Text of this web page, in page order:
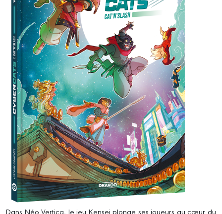
Dans Néo Vertica, le jeu Kensei plonge ses joueurs au cœur du